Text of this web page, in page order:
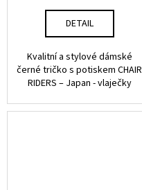
DETAIL
Kvalitní a stylové dámské
černé tričko s potiskem CHAIR
RIDERS – Japan - vlaječky